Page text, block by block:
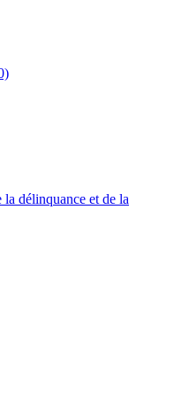
la délinquance et de la